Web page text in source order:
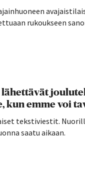
rukoukseen
kun emme voi
tekstiviestit.
saatu aikaan.